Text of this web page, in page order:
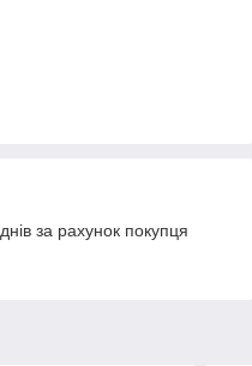
за рахунок покупця